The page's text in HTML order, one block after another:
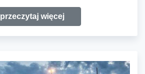
przeczytaj więcej